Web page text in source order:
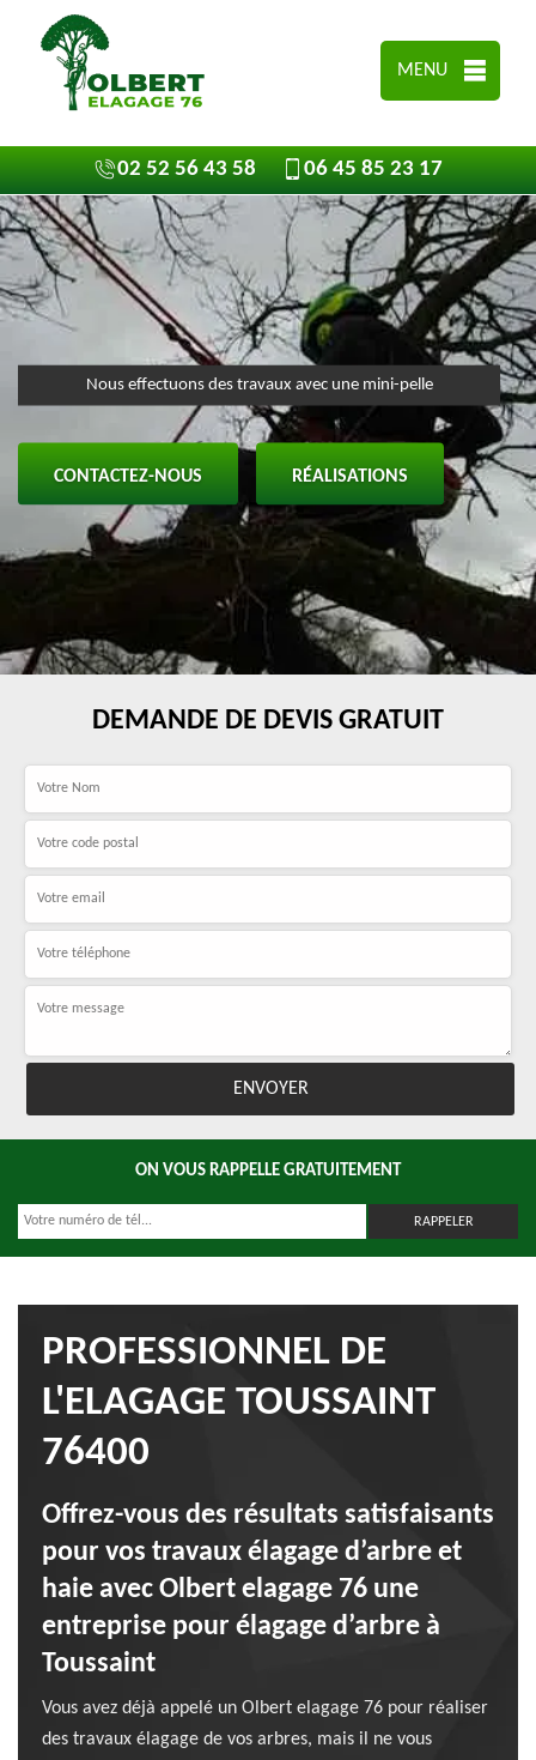
MENU
02 52 56 43 58 06 45 85 23 17
Nous effectuons des travaux avec une mini-pelle
CONTACTEZ-NOUS RÉALISATIONS
DEMANDE DE DEVIS GRATUIT
ON VOUS RAPPELLE GRATUITEMENT
PROFESSIONNEL DE
L'ELAGAGE TOUSSAINT
76400
Offrez-vous des résultats satisfaisants
pour vos travaux élagage d’arbre et
haie avec Olbert elagage 76 une
entreprise pour élagage d’arbre à
Toussaint
Vous avez déjà appelé un Olbert elagage 76 pour réaliser
des travaux élagage de vos arbres, mais il ne vous